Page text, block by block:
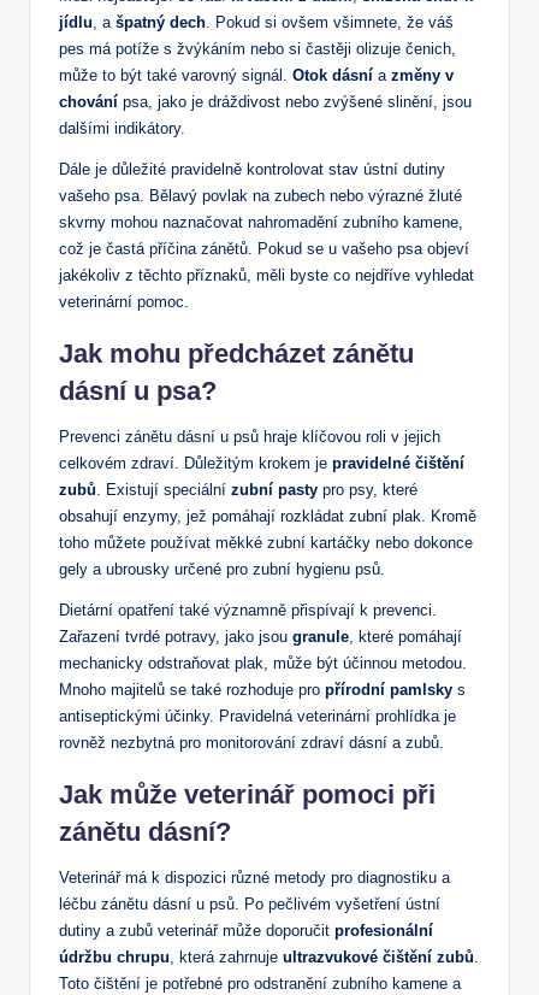
jídlu, a špatný dech. Pokud si ovšem všimnete, že váš
pes má potíže s žvýkáním nebo si častěji olizuje čenich,
může to být také varovný signál. Otok dásní a změny v
chování psa, jako je dráždivost nebo zvýšené slinění, jsou
dalšími indikátory.
Dále je důležité pravidelně kontrolovat stav ústní dutiny
vašeho psa. Bělavý povlak na zubech nebo výrazné žluté
skvrny mohou naznačovat nahromadění zubního kamene,
což je častá příčina zánětů. Pokud se u vašeho psa objeví
jakékoliv z těchto příznaků, měli byste co nejdříve vyhledat
veterinární pomoc.
Jak mohu předcházet zánětu
dásní u psa?
Prevenci zánětu dásní u psů hraje klíčovou roli v jejich
celkovém zdraví. Důležitým krokem je pravidelné čištění
zubů. Existují speciální zubní pasty pro psy, které
obsahují enzymy, jež pomáhají rozkládat zubní plak. Kromě
toho můžete používat měkké zubní kartáčky nebo dokonce
gely a ubrousky určené pro zubní hygienu psů.
Dietární opatření také významně přispívají k prevenci.
Zařazení tvrdé potravy, jako jsou granule, které pomáhají
mechanicky odstraňovat plak, může být účinnou metodou.
Mnoho majitelů se také rozhoduje pro přírodní pamlsky s
antiseptickými účinky. Pravidelná veterinární prohlídka je
rovněž nezbytná pro monitorování zdraví dásní a zubů.
Jak může veterinář pomoci při
zánětu dásní?
Veterinář má k dispozici různé metody pro diagnostiku a
léčbu zánětu dásní u psů. Po pečlivém vyšetření ústní
dutiny a zubů veterinář může doporučit profesionální
údržbu chrupu, která zahrnuje ultrazvukové čištění zubů.
Toto čištění je potřebné pro odstranění zubního kamene a